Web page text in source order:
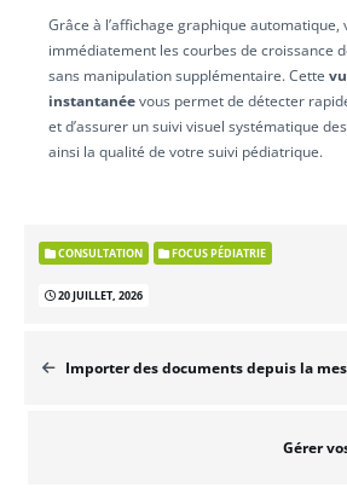
Grâce à l’affichage graphique automatique,
immédiatement les courbes de croissance
sans manipulation supplémentaire. Cette
instantanéevous permet de détecter
et d’assurer un suivi visuel systématique
ainsi la qualité de votre suivi pédiatrique.
CONSULTATION FOCUS PÉDIATRIE
20 JUILLET, 2026
Importer des documents depuis la
Gérer